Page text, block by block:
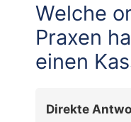
Welche
Praxen
einen
Direkte